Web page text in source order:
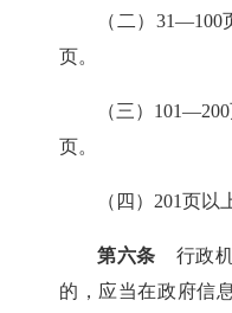
（二）31—100
页。
（三）
页。
（四）201页以
第六条 行政机
的，应当在政府信